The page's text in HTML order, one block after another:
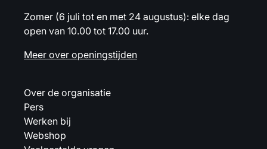
Zomer (6 juli tot en met 24 augustus): elke dag
open van 10.00 tot 17.00 uur.
Meer over openingstijden
Over de organisatie
Pers
Werken bij
Webshop